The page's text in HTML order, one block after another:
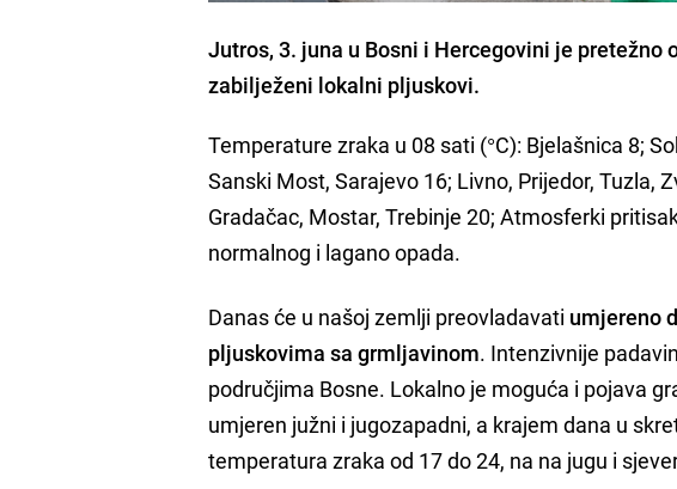
Jutros, 3. juna u Bosni i Hercegovini je pretežno
zabilježeni lokalni pljuskovi.
Temperature zraka u 08 sati (°C): Bjelašnica 8;
Sanski Most, Sarajevo 16; Livno, Prijedor, Tuzla,
Gradačac, Mostar, Trebinje 20; Atmosferki
normalnog i lagano opada.
Danas će u našoj zemlji preovladavati umjereno
pljuskovima sa grmljavinom. Intenzivnije
područjima Bosne. Lokalno je moguća i pojava
umjeren južni i jugozapadni, a krajem dana u
temperatura zraka od 17 do 24, na na jugu i